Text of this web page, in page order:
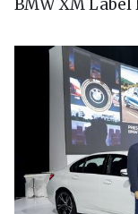
BMW XM Label